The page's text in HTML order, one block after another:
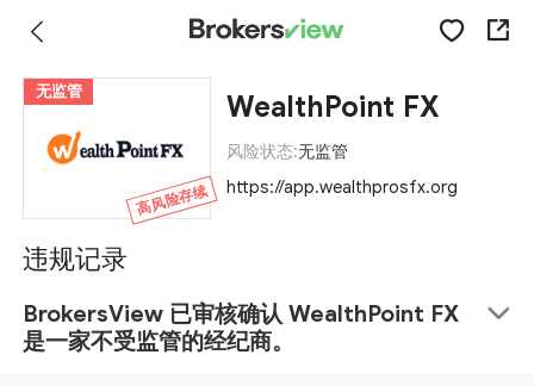
无监管
高风险存续
WealthPoint FX
风险状态:无监管
https://app.wealthprosfx.org
违规记录
BrokersView 已审核确认 WealthPoint FX
是一家不受监管的经纪商。